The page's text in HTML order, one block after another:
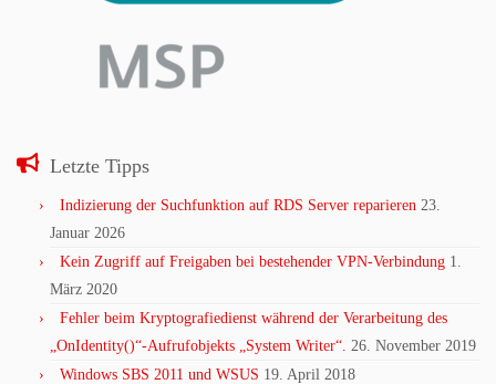
Letzte Tipps
Indizierung der Suchfunktion auf RDS Server reparieren 23.
Januar 2026
Kein Zugriff auf Freigaben bei bestehender VPN-Verbindung 1.
März 2020
Fehler beim Kryptografiedienst während der Verarbeitung des
„OnIdentity()“-Aufrufobjekts „System Writer“. 26. November 2019
Windows SBS 2011 und WSUS 19. April 2018